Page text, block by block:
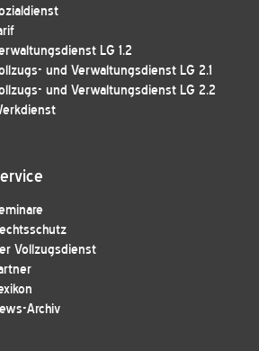
LG 1.2
und Verwaltungsdienst LG 2.1
und Verwaltungsdienst LG 2.2
Vollzugsdienst
Archiv